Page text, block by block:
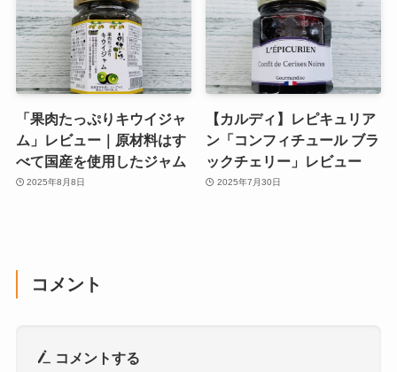
「果肉たっぷりキウイジャ
ム」レビュー｜原材料はす
べて国産を使用したジャム
2025年8月8日
【カルディ】レピキュリア
ン「コンフィチュール ブラ
ックチェリー」レビュー
2025年7月30日
コメント
コメントする